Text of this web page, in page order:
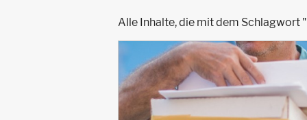
Alle Inhalte, die mit dem Schlagwort "